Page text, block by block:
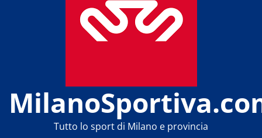
Tutto lo sport di Milano e provincia